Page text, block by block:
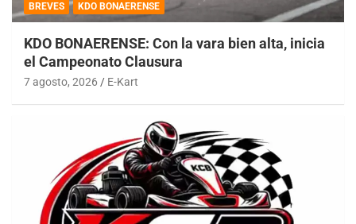
BREVES KDO BONAERENSE
KDO BONAERENSE: Con la vara bien alta, inicia
el Campeonato Clausura
7 agosto, 2026 E-Kart